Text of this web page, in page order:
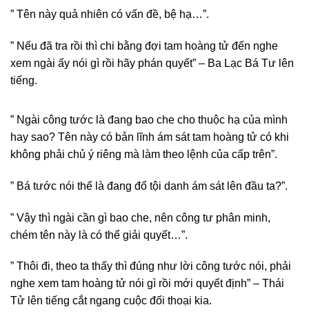
” Tên này quả nhiên có vấn đề, bệ hạ…”.
” Nếu đã tra rồi thì chi bằng đợi tam hoàng tử đến nghe
xem ngài ấy nói gì rồi hãy phán quyết” – Ba Lạc Bá Tư lên
tiếng.
” Ngài công tước là đang bao che cho thuộc hạ của mình
hay sao? Tên này có bản lĩnh ám sát tam hoàng tử có khi
không phải chủ ý riêng mà làm theo lệnh của cấp trên”.
” Bá tước nói thế là đang đổ tội danh ám sát lên đầu ta?”.
” Vậy thì ngài cần gì bao che, nên công tư phân minh,
chém tên này là có thể giải quyết…”.
” Thôi đi, theo ta thấy thì đúng như lời công tước nói, phải
nghe xem tam hoàng tử nói gì rồi mới quyết định” – Thái
Tử lên tiếng cắt ngang cuộc đối thoại kia.